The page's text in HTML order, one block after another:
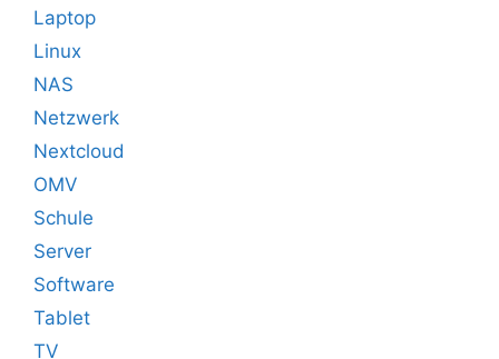
Laptop
Linux
NAS
Netzwerk
Nextcloud
OMV
Schule
Server
Software
Tablet
TV